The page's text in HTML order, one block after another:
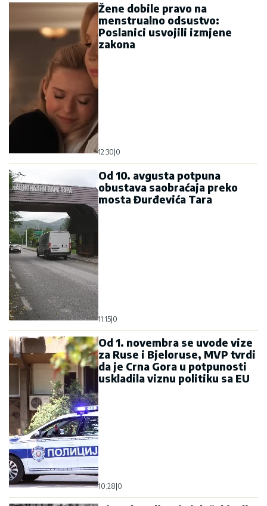
Žene dobile pravo na
menstrualno odsustvo:
Poslanici usvojili izmjene
zakona
12:30 0
Od 10. avgusta potpuna
obustava saobraćaja preko
mosta Đurđevića Tara
11:15 0
Od 1. novembra se uvode vize
za Ruse i Bjeloruse, MVP tvrdi
da je Crna Gora u potpunosti
uskladila viznu politiku sa EU
10:28 0